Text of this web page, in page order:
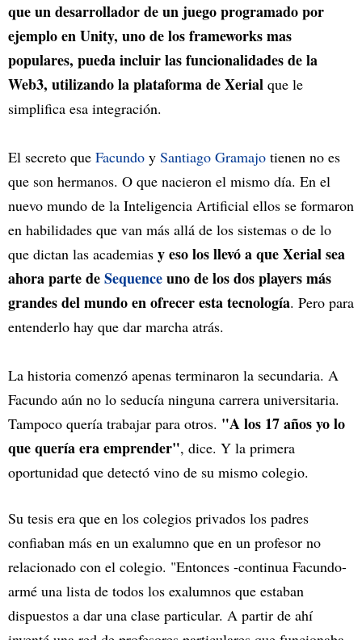
que un desarrollador de un juego programado por
ejemplo en Unity, uno de los frameworks mas
populares, pueda incluir las funcionalidades de la
Web3, utilizando la plataforma de Xerial que le
simplifica esa integración.
El secreto que Facundo y Santiago Gramajo tienen no es
que son hermanos. O que nacieron el mismo día. En el
nuevo mundo de la Inteligencia Artificial ellos se formaron
en habilidades que van más allá de los sistemas o de lo
que dictan las academias y eso los llevó a que Xerial sea
ahora parte deSequenceuno de los dos players más
grandes del mundo en ofrecer esta tecnología. Pero para
entenderlo hay que dar marcha atrás.
La historia comenzó apenas terminaron la secundaria. A
Facundo aún no lo seducía ninguna carrera universitaria.
Tampoco quería trabajar para otros. "A los 17 años yo lo
que quería era emprender", dice. Y la primera
oportunidad que detectó vino de su mismo colegio.
Su tesis era que en los colegios privados los padres
confiaban más en un exalumno que en un profesor no
relacionado con el colegio. "Entonces -continua Facundo-
armé una lista de todos los exalumnos que estaban
dispuestos a dar una clase particular. A partir de ahí